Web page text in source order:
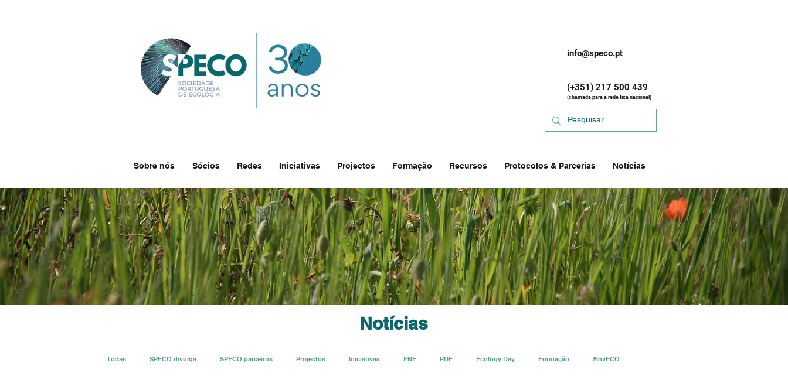
info@speco.pt
(+351) 217 500 439
(chamada para a rede fixa nacional)
Sobre nós Sócios Redes Iniciativas Projectos Formação Recursos Protocolos & Parcerias Notícias
Notícias
Todas SPECO divulga SPECO parceiros Projectos Iniciativas ENE PDE Ecology Day Formação #InvECO